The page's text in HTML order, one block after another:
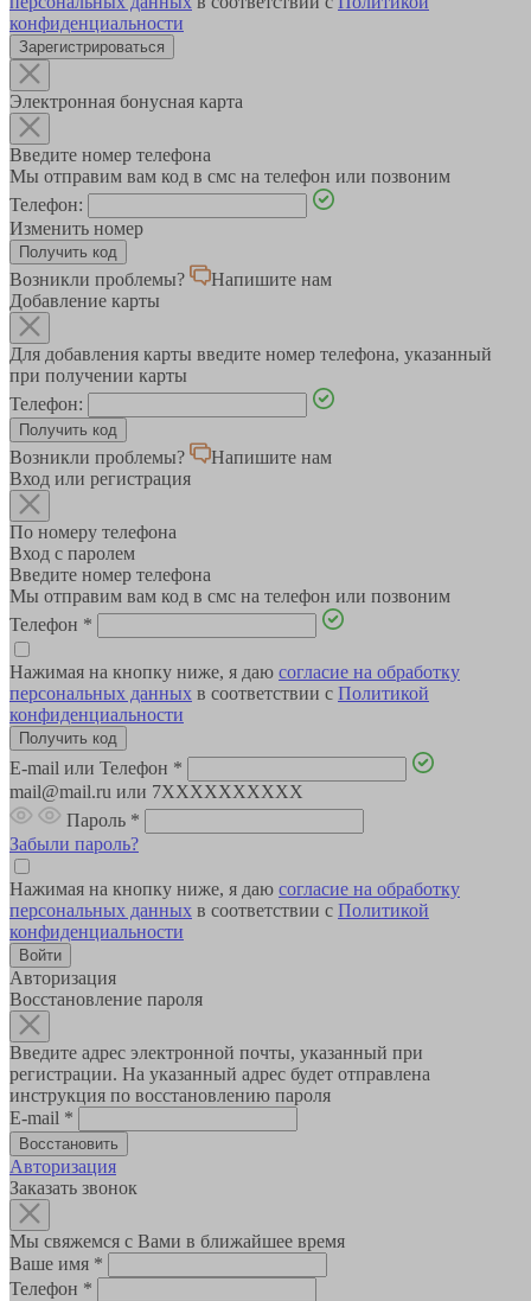
конфиденциальности
Зарегистрироваться
Электронная бонусная карта
Введите номер телефона
Мы отправим вам код в смс на телефон или позвоним
Телефон:
Изменить номер
Возникли проблемы?
Напишите нам
Добавление карты
Для добавления карты введите номер телефона, указанный
при получении карты
Телефон:
Возникли проблемы?
Напишите нам
Вход или регистрация
По номеру телефона
Вход с паролем
Введите номер телефона
Мы отправим вам код в смс на телефон или позвоним
Телефон *
Нажимая на кнопку ниже, я даю согласие на обработку
персональных данных в соответствии с Политикой
конфиденциальности
E-mail или Телефон *
mail@mail.ru или 7XXXXXXXXXX
Пароль *
Забыли пароль?
Нажимая на кнопку ниже, я даю согласие на обработку
персональных данных в соответствии с Политикой
конфиденциальности
Авторизация
Восстановление пароля
Введите адрес электронной почты, указанный при
регистрации. На указанный адрес будет отправлена
инструкция по восстановлению пароля
E-mail *
Авторизация
Заказать звонок
Мы свяжемся с Вами в ближайшее время
Ваше имя *
Телефон *